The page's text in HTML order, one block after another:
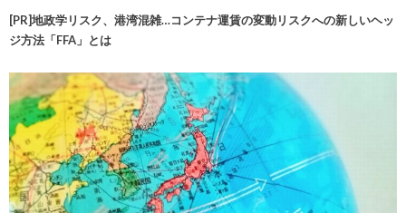
[PR]地政学リスク、港湾混雑…コンテナ運賃の変動リスクへの新しいヘッ
ジ方法「FFA」とは